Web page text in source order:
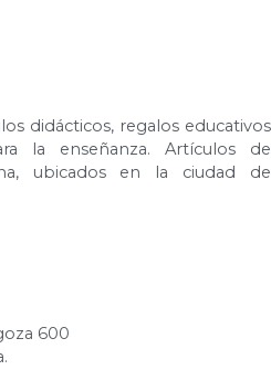
didácticos, regalos educativos
la enseñanza. Artículos de
ubicados en la ciudad de
600